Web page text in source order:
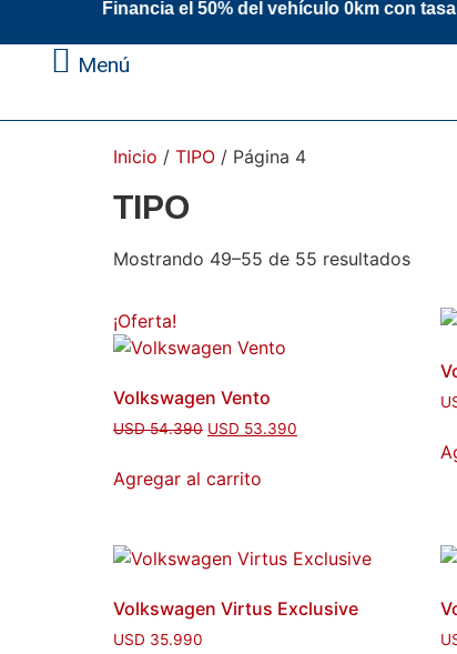
el 50% del vehículo 0km con tasa 0%
Menú
Inicio / TIPO / Página 4
TIPO
Mostrando 49–55 de 55 resultados
¡Oferta!
Volkswagen Vento
USD54.390 USD 53.390
Agregar al carrito
Volkswagen Virtus Exclusive
USD 35.990